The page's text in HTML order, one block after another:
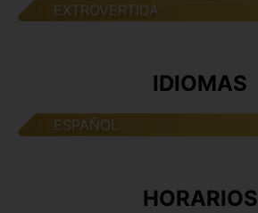
EXTROVERTIDA
IDIOMAS
ESPAÑOL
HORARIOS